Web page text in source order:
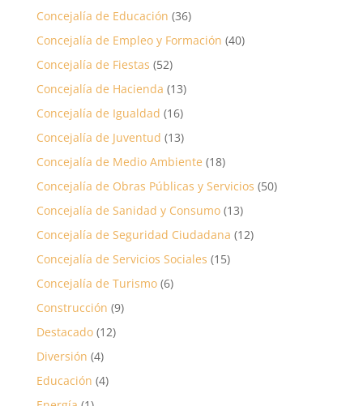
Concejalía de Educación (36)
Concejalía de Empleo y Formación (40)
Concejalía de Fiestas (52)
Concejalía de Hacienda (13)
Concejalía de Igualdad (16)
Concejalía de Juventud (13)
Concejalía de Medio Ambiente (18)
Concejalía de Obras Públicas y Servicios (50)
Concejalía de Sanidad y Consumo(13)
Concejalía de Seguridad Ciudadana (12)
Concejalía de Servicios Sociales (15)
Concejalía de Turismo(6)
Construcción (9)
Destacado(12)
Diversión (4)
Educación (4)